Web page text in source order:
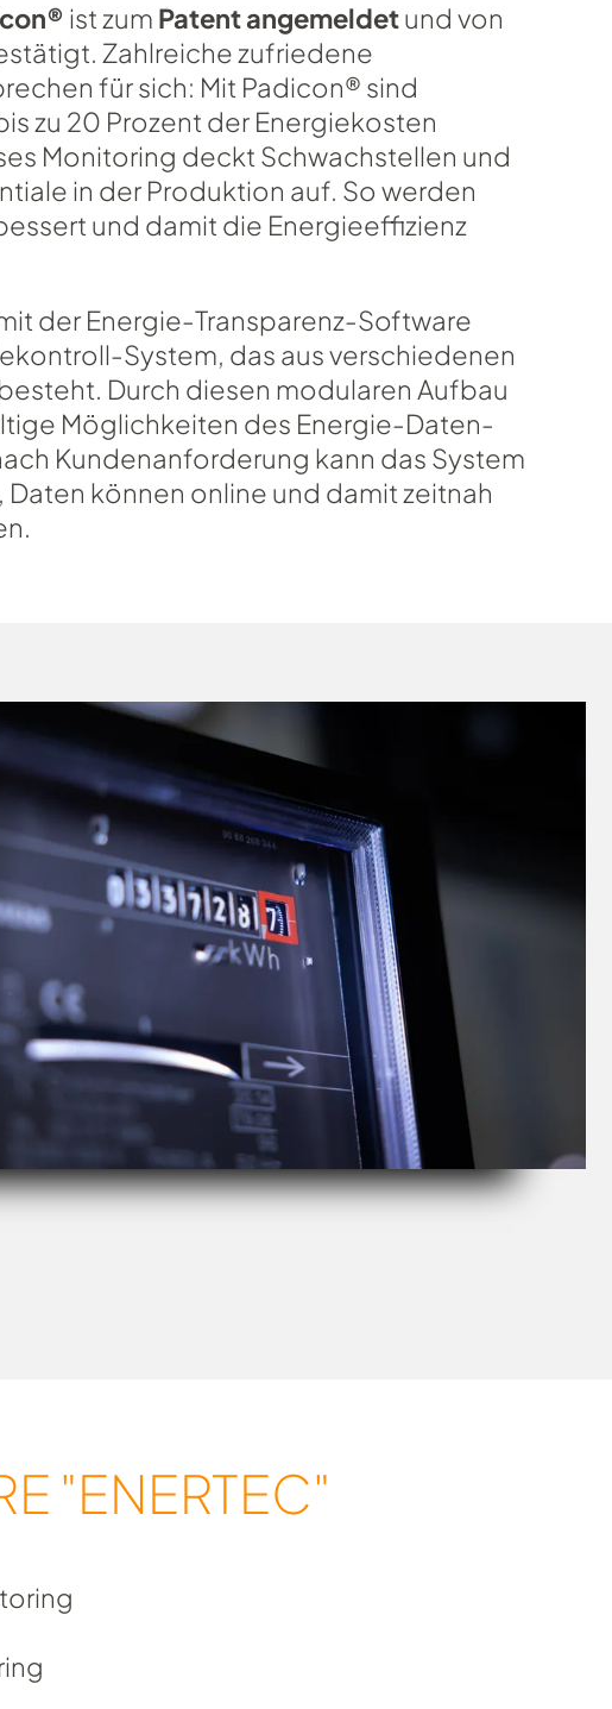
ist zum Patent angemeldetund von
Zahlreiche zufriedene
für sich: Mit Padicon® sind
zu 20 Prozent der Energiekosten
Monitoring deckt Schwachstellen und
in der Produktion auf. So werden
und damit die Energieeffizienz
der Energie-Transparenz-Software
System, das aus verschiedenen
Durch diesen modularen Aufbau
Möglichkeiten des Energie-Daten-
Kundenanforderung kann das System
können online und damit zeitnah
"ENERTEC"